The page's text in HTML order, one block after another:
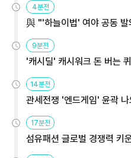
4분전
與 "'하늘이법' 여야 공동
9분전
'캐시딜' 캐시워크 돈 버는
14분전
관세전쟁 '엔드게임' 윤곽
17분전
섬유패션 글로벌 경쟁력